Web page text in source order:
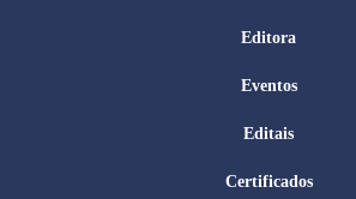
Editora
Eventos
Editais
Certificados